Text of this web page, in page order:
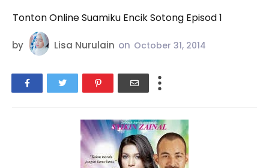
Tonton Online Suamiku Encik Sotong Episod 1
by Lisa Nurulain on October 31, 2014